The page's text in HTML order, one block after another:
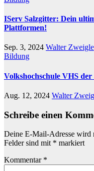
IServ Salzgitter: Dein
Plattformen!
Sep. 3, 2024 Walter Zweigle
Bildung
Volkshochschule VHS
Aug. 12, 2024 Walter
Schreibe einen
Deine E-Mail-Adresse wird
Felder sind mit * markiert
Kommentar *